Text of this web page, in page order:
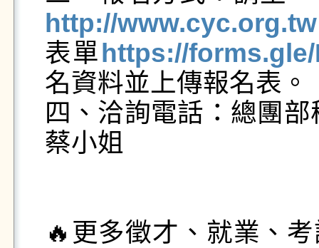
http://www.cyc.org.tw
表單 https://
名資料並上傳報名表。
四、洽詢電話：總團
蔡小姐
🔥更多徵才、就業、